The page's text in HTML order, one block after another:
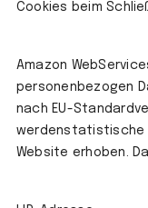
Cookies beim
Amazon
personenbezogen
nach EU-
werdenstatistische
Website erhoben.